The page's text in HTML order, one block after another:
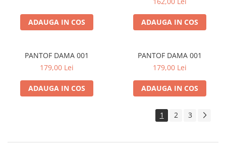
ADAUGA IN COS ADAUGA IN COS
PANTOF DAMA 001
179,00 Lei
ADAUGA IN COS
PANTOF DAMA 001
179,00 Lei
ADAUGA IN COS
1 2 3